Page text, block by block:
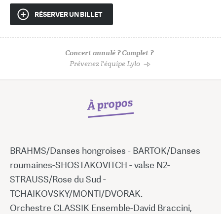
RÉSERVER UN BILLET
Concert annulé ? Complet ?
Prévenez l'équipe Lylo
À propos
BRAHMS/Danses hongroises - BARTOK/Danses
roumaines-SHOSTAKOVITCH - valse N2-
STRAUSS/Rose du Sud -
TCHAIKOVSKY/MONTI/DVORAK.
Orchestre CLASSIK Ensemble-David Braccini,